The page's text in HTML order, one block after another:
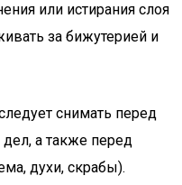
или истирания слоя
за бижутерией и
снимать перед
а также перед
духи, скрабы).